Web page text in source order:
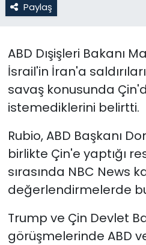
Paylaş
ABD Dışişleri Bakanı
İsrail'in İran'a
savaş konusunda
istemediklerini belirtti.
Rubio, ABD Başkanı
birlikte Çin'e yaptığı
sırasında NBC News
değerlendirmelerde
Trump ve Çin Devlet
görüşmelerinde ABD
Otomobil Dünyası
SAĞLIK
Spor
Teknoloji
TÜRKiYE
Video Galeri
YAŞAM